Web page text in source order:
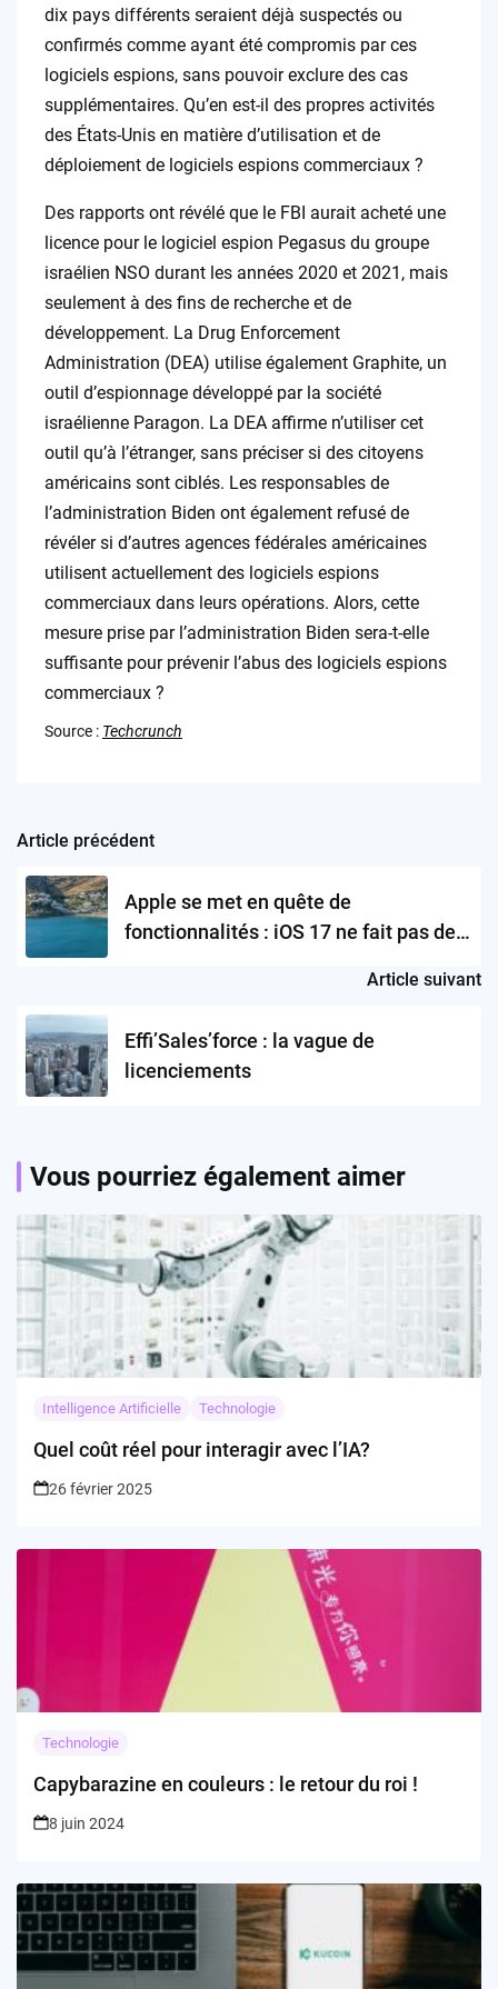
dix pays différents seraient déjà suspectés ou
confirmés comme ayant été compromis par ces
logiciels espions, sans pouvoir exclure des cas
supplémentaires. Qu’en est-il des propres activités
des États-Unis en matière d’utilisation et de
déploiement de logiciels espions commerciaux ?
Des rapports ont révélé que le FBI aurait acheté une
licence pour le logiciel espion Pegasus du groupe
israélien NSO durant les années 2020 et 2021, mais
seulement à des fins de recherche et de
développement. La Drug Enforcement
Administration (DEA) utilise également Graphite, un
outil d’espionnage développé par la société
israélienne Paragon. La DEA affirme n’utiliser cet
outil qu’à l’étranger, sans préciser si des citoyens
américains sont ciblés. Les responsables de
l’administration Biden ont également refusé de
révéler si d’autres agences fédérales américaines
utilisent actuellement des logiciels espions
commerciaux dans leurs opérations. Alors, cette
mesure prise par l’administration Biden sera-t-elle
suffisante pour prévenir l’abus des logiciels espions
commerciaux ?
Source : Techcrunch
Post
navigation
Article précédent
Apple se met en quête de
fonctionnalités : iOS 17 ne fait pas de
Article suivant
Effi’Sales’force : la vague de
licenciements
Vous pourriez également aimer
Intelligence Artificielle Technologie
Quel coût réel pour interagir avec l’IA?
26 février 2025
Technologie
Capybarazine en couleurs : le retour du roi !
8 juin 2024